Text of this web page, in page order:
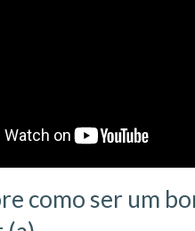
como ser um